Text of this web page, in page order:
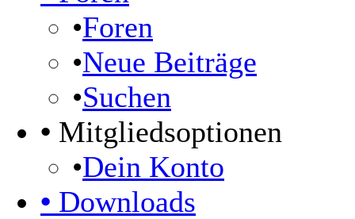
•Foren
•Neue Beiträge
•Suchen
• Mitgliedsoptionen
•Dein Konto
• Downloads